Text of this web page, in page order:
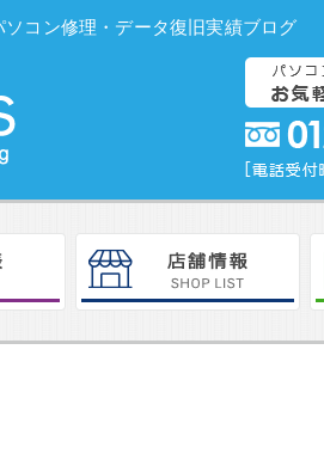
コン修理・データ復旧実績ブログ